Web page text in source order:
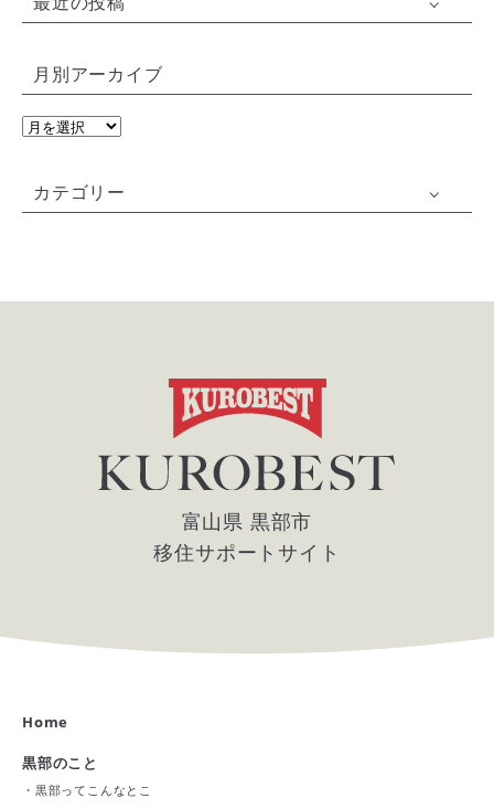
月別アーカイブ
カテゴリー
富山県 黒部市
移住サポートサイト
Home
黒部のこと
・ 黒部ってこんなとこ